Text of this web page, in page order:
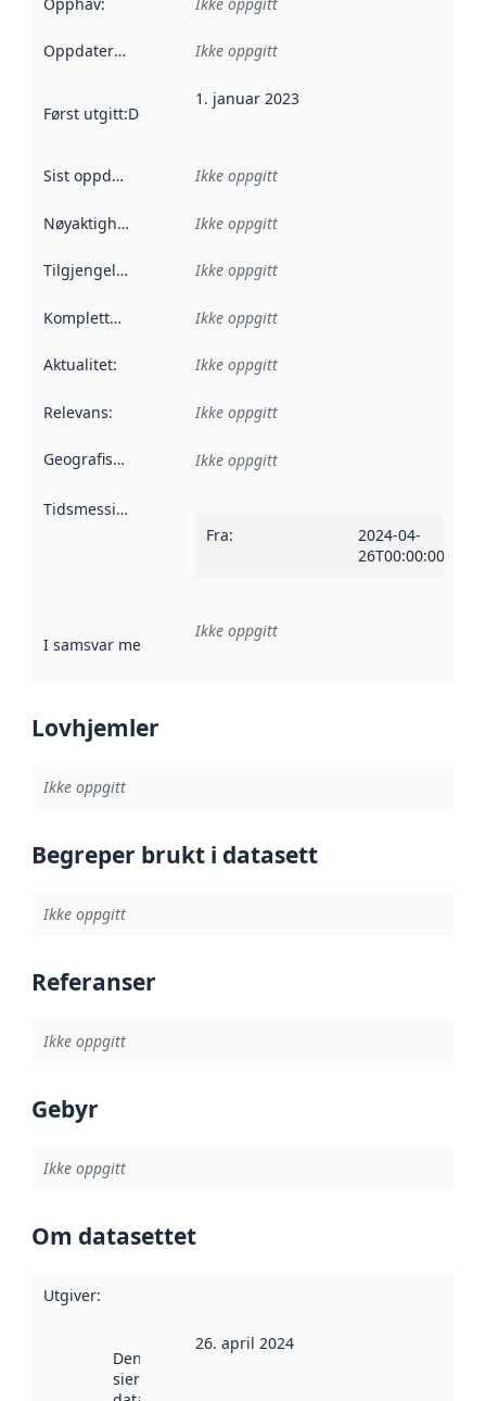
Oppdateringsfrekvens :
Ikke oppgitt
Først utgitt:Denne datoen sier når dataene i dette
1. januar 2023
Sist oppdatert Ikke oppgitt
Nøyaktighet Ikke oppgitt
Tilgjengelighet Ikke oppgitt
Kompletthet Ikke oppgitt
Aktualitet: Ikke oppgitt
Relevans: Ikke oppgitt
Geografisk avgrensning :
Ikke oppgitt
Tidsmessig avgrensning
Fra:
2024-04-
26T00:00:00Z
I samsvar med Referanse til en implementasjonsregel
Ikke oppgitt
Lovhjemler
Ikke oppgitt
Begreper brukt i datasett
Ikke oppgitt
Referanser
Ikke oppgitt
Gebyr
Ikke oppgitt
Om datasettet
Utgiver:
Denne datoen
sier når
26. april 2024